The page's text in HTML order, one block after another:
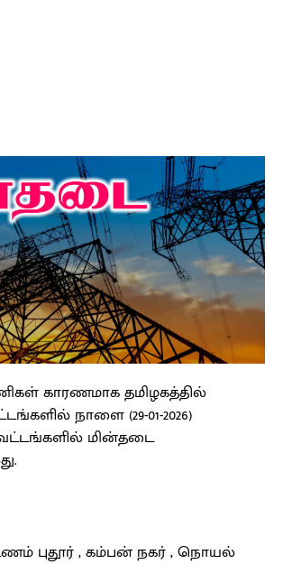
காரணமாக தமிழகத்தில்
நாளை (29-01-2026)
மின்தடை
புதூர் , கம்பன் நகர் , நொயல்